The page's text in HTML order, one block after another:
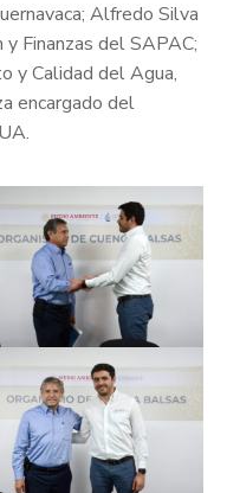
Alfredo Silva
Finanzas del SAPAC;
y Calidad del Agua,
encargado del